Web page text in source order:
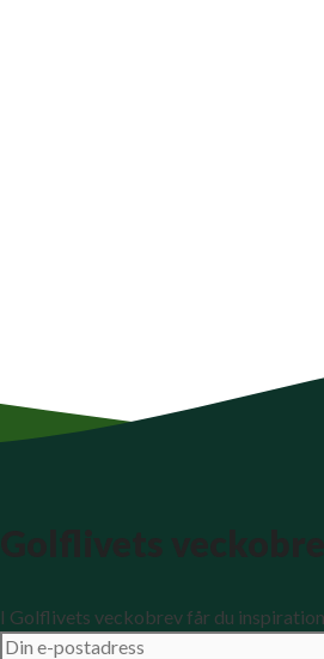
I Golflivets veckobrev får du